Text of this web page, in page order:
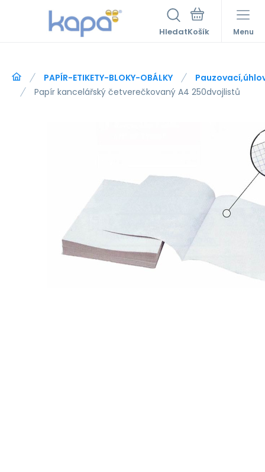
Hledat Menu
PAPÍR-ETIKETY-BLOKY-OBÁLKY
Papír kancelářský četverečkovaný A4 250dvojlistů